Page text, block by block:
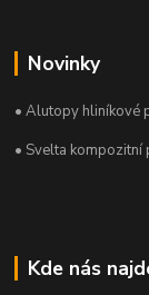
Novinky
• Alutopy hliníkové
• Svelta
Kde nás